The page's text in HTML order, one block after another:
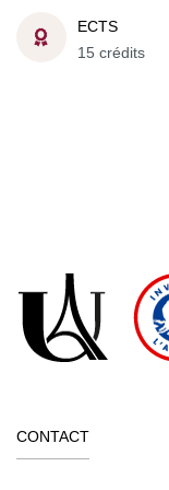
ECTS
15 crédits
CONTACT